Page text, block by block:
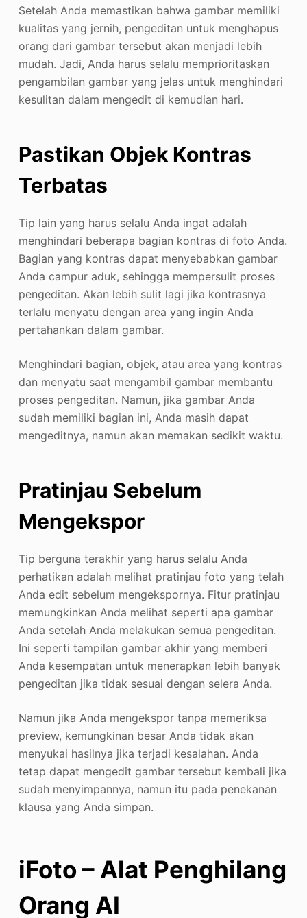
Setelah Anda memastikan bahwa gambar memiliki
kualitas yang jernih, pengeditan untuk menghapus
orang dari gambar tersebut akan menjadi lebih
mudah. Jadi, Anda harus selalu memprioritaskan
pengambilan gambar yang jelas untuk menghindari
kesulitan dalam mengedit di kemudian hari.
Pastikan Objek Kontras
Terbatas
Tip lain yang harus selalu Anda ingat adalah
menghindari beberapa bagian kontras di foto Anda.
Bagian yang kontras dapat menyebabkan gambar
Anda campur aduk, sehingga mempersulit proses
pengeditan. Akan lebih sulit lagi jika kontrasnya
terlalu menyatu dengan area yang ingin Anda
pertahankan dalam gambar.
Menghindari bagian, objek, atau area yang kontras
dan menyatu saat mengambil gambar membantu
proses pengeditan. Namun, jika gambar Anda
sudah memiliki bagian ini, Anda masih dapat
mengeditnya, namun akan memakan sedikit waktu.
Pratinjau Sebelum
Mengekspor
Tip berguna terakhir yang harus selalu Anda
perhatikan adalah melihat pratinjau foto yang telah
Anda edit sebelum mengekspornya. Fitur pratinjau
memungkinkan Anda melihat seperti apa gambar
Anda setelah Anda melakukan semua pengeditan.
Ini seperti tampilan gambar akhir yang memberi
Anda kesempatan untuk menerapkan lebih banyak
pengeditan jika tidak sesuai dengan selera Anda.
Namun jika Anda mengekspor tanpa memeriksa
preview, kemungkinan besar Anda tidak akan
menyukai hasilnya jika terjadi kesalahan. Anda
tetap dapat mengedit gambar tersebut kembali jika
sudah menyimpannya, namun itu pada penekanan
klausa yang Anda simpan.
iFoto – Alat Penghilang
Orang AI